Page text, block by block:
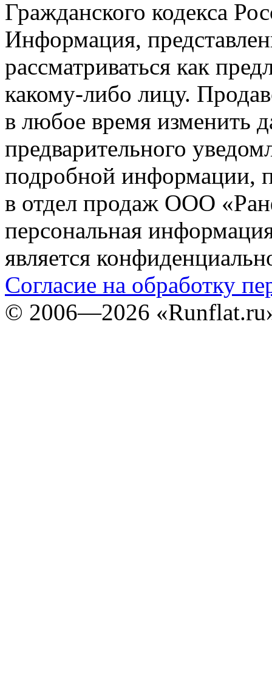
Гражданского кодекса
Информация,
рассматриваться как
какому-либо лицу.
в любое время изменить
предварительного
подробной информации,
в отдел продаж ООО
персональная
является
Согласие на обработку
© 2006—2026